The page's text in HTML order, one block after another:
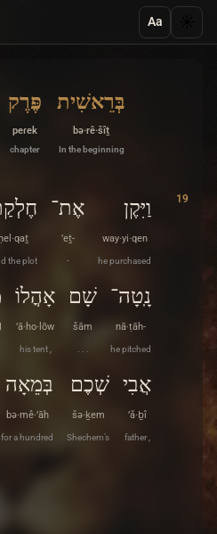
Aa
בְּרֵאשִׁית
bə·rê·šîṯ
In the beginning
פֶּרֶק
peɾek
chapter
19 וַיִּקֶן
way·yi·qen
he purchased
אֶת־
’eṯ-
-
ḥel·qaṯ
the plot
נָֽטָה־
nā·ṭāh-
he pitched
שָׁם
šām
. . .
אָהֳלוֹ
’ā·ho·lōw
his tent ,
אֲבִי
’ă·ḇî
father ,
שְׁכֶם
šə·ḵem
Shechem’s
בְּמֵאָה
bə·mê·’āh
for a hundred